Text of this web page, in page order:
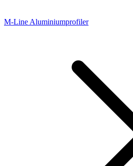
M-Line Aluminiumprofiler